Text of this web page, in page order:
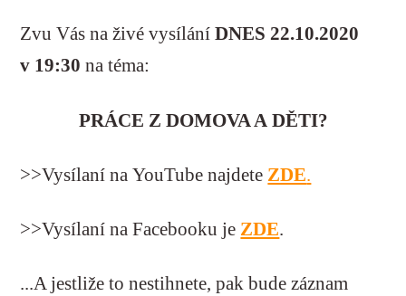
Zvu Vás na živé vysíláníDNES 22.10.2020
v 19:30 na téma:
PRÁCE Z DOMOVA A DĚTI?
>>Vysílaní na YouTube najdete ZDE.
>>Vysílaní na Facebooku je ZDE.
...A jestliže to nestihnete, pak bude záznam